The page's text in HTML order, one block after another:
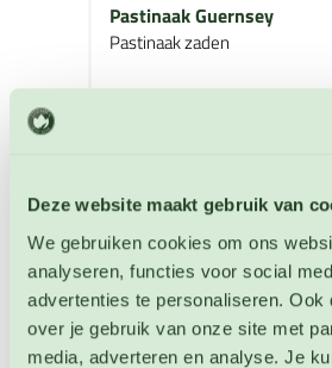
Deze website maakt gebruik van
We gebruiken cookies om ons
analyseren, functies voor social
advertenties te personaliseren. Ook
over je gebruik van onze site met
media, adverteren en analyse. Je
Pastinaak Guernsey
Pastinaak zaden
OP VOORRAAD